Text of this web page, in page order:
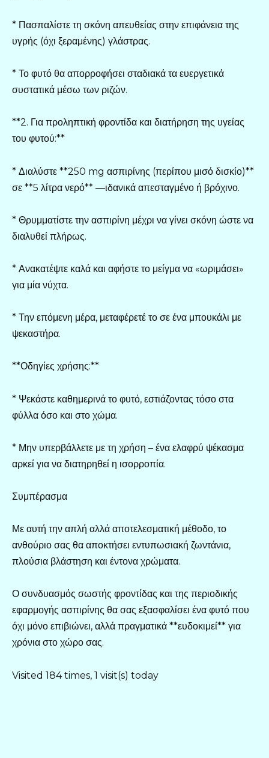
* Πασπαλίστε τη σκόνη απευθείας στην επιφάνεια της
υγρής (όχι ξεραμένης) γλάστρας.
* Το φυτό θα απορροφήσει σταδιακά τα ευεργετικά
συστατικά μέσω των ριζών.
**2. Για προληπτική φροντίδα και διατήρηση της υγείας
του φυτού:**
* Διαλύστε **250 mg ασπιρίνης (περίπου μισό δισκίο)**
σε **5 λίτρα νερό** —ιδανικά απεσταγμένο ή βρόχινο.
* Θρυμματίστε την ασπιρίνη μέχρι να γίνει σκόνη ώστε να
διαλυθεί πλήρως.
* Ανακατέψτε καλά και αφήστε το μείγμα να «ωριμάσει»
για μία νύχτα.
* Την επόμενη μέρα, μεταφέρετέ το σε ένα μπουκάλι με
ψεκαστήρα.
**Οδηγίες χρήσης:**
* Ψεκάστε καθημερινά το φυτό, εστιάζοντας τόσο στα
φύλλα όσο και στο χώμα.
* Μην υπερβάλλετε με τη χρήση – ένα ελαφρύ ψέκασμα
αρκεί για να διατηρηθεί η ισορροπία.
Συμπέρασμα
Με αυτή την απλή αλλά αποτελεσματική μέθοδο, το
ανθούριο σας θα αποκτήσει εντυπωσιακή ζωντάνια,
πλούσια βλάστηση και έντονα χρώματα.
Ο συνδυασμός σωστής φροντίδας και της περιοδικής
εφαρμογής ασπιρίνης θα σας εξασφαλίσει ένα φυτό που
όχι μόνο επιβιώνει, αλλά πραγματικά **ευδοκιμεί** για
χρόνια στο χώρο σας.
Visited 184 times, 1 visit(s) today